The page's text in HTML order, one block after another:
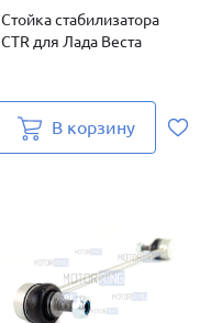
Стойка стабилизатора
CTR для Лада Веста
В корзину